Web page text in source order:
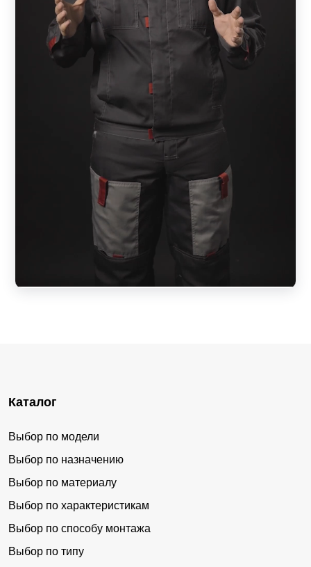
Каталог
Выбор по модели
Выбор по назначению
Выбор по материалу
Выбор по характеристикам
Выбор по способу монтажа
Выбор по типу